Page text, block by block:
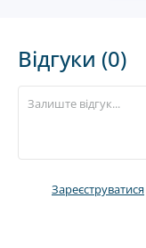
Відгуки (0)
Зареєструватися